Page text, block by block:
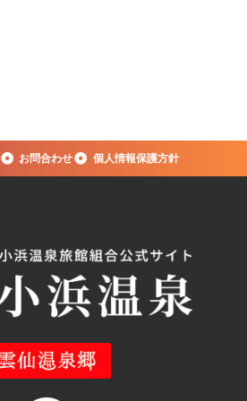
お問合わせ 個人情報保護方針